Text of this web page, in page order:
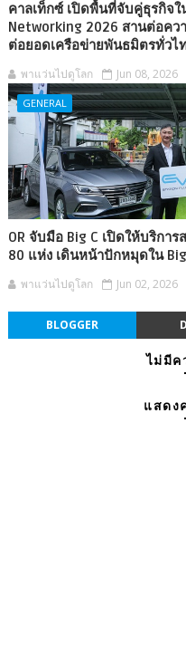
คาลเท็กซ์ เปิดพื้นที่จับคู่ธุรกิจ
Networking 2026 สานต่อค
ต่อยอดเครือข่ายพันธมิตรทั่วไ
พาแว่นไปดูโลก Jun 08, 2026
GENERAL
OR จับมือ Big C เปิดให้บริการ
80 แห่ง เดินหน้าปักหมุดใน
พาแว่นไปดูโลก Jun 02, 2026
BLOGGER
ไม่มีค
แสดง